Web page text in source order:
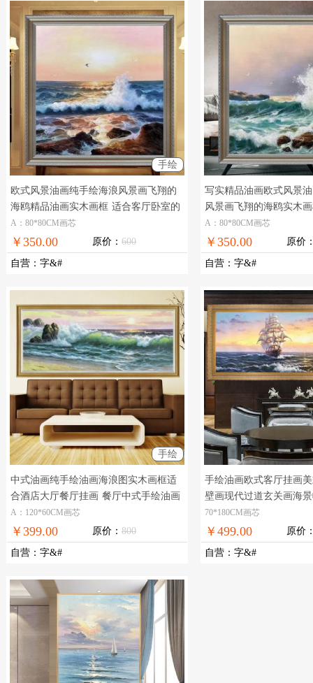
手绘
欧式风景油画纯手绘海浪风景画飞翔的
海鸥精品油画实木画框 适合客厅卧室的
海浪风景油画
A：80*80CM画芯
￥350.00 原价： 600
自营 ： 字&#
写实精品油画欧式风景
风景画飞翔的海鸥实木
室的海浪风景油画
A：80*80CM画芯
￥350.00 原价
自营 ： 字&#
手绘
中式油画纯手绘油画海浪图实木画框适
合酒店大厅餐厅挂画 餐厅中式手绘油画
A：120*60CM画芯
￥399.00 原价： 800
自营 ： 字&#
手绘油画欧式客厅挂画
壁画现代过道玄关画海
画，现货图片，在线支
70*180CM画芯
￥499.00 原价
自营 ： 字&#